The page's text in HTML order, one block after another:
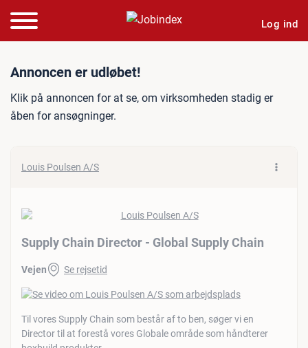
Log ind
Jobannonce: Supply
Annoncen er udløbet!
Klik på annoncen for at se, om virksomheden stadig er
åben for ansøgninger.
Louis Poulsen A/S
Supply Chain Director - Global Supply Chain
Vejen Se rejsetid
Til vores Supply Chain som består af to ben, søger vi en
Director til at forestå vores Globale område som håndterer